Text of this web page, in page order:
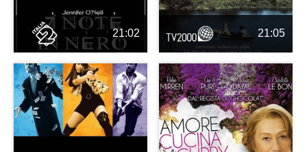
21:02 21:05